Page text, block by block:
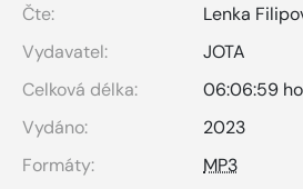
Čte:
Lenka
Vydavatel:
JOTA
Celková délka:
06:06:59
Vydáno:
2023
Formáty:
MP3